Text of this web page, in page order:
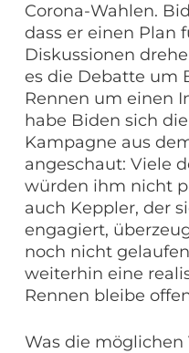
Corona-Wahlen.
dass er einen Plan
Diskussionen
es die Debatte um
Rennen um einen
habe Biden sich
Kampagne aus
angeschaut: Viele
würden ihm nicht
auch Keppler, der
engagiert,
noch nicht
weiterhin eine
Rennen bleibe
Was die